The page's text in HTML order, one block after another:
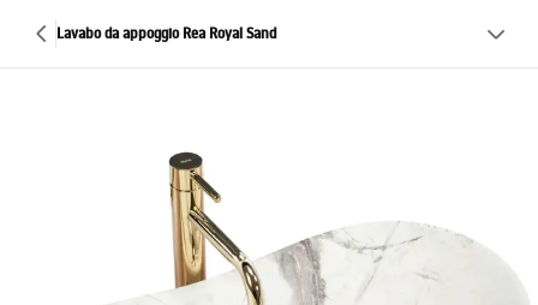
Lavabo da appoggio Rea Royal Sand